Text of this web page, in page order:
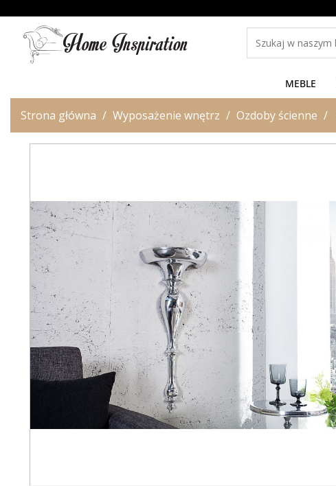
MEBLE
Strona główna Wyposażenie wnętrz Ozdoby ścienne